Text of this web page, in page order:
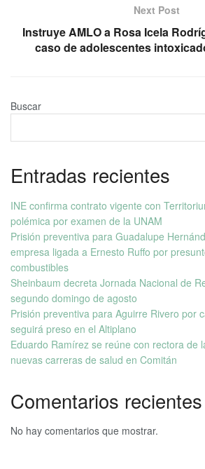
Next Post
Instruye AMLO a Rosa Icela
caso de adolescentes
Buscar
Entradas recientes
INE confirma contrato vigente con
polémica por examen de la UNAM
Prisión preventiva para Guadalupe
empresa ligada a Ernesto Ruffo por
combustibles
Sheinbaum decreta Jornada Nacional de
segundo domingo de agosto
Prisión preventiva para Aguirre Rivero por
seguirá preso en el Altiplano
Eduardo Ramírez se reúne con rectora de
nuevas carreras de salud en Comitán
Comentarios recientes
No hay comentarios que mostrar.